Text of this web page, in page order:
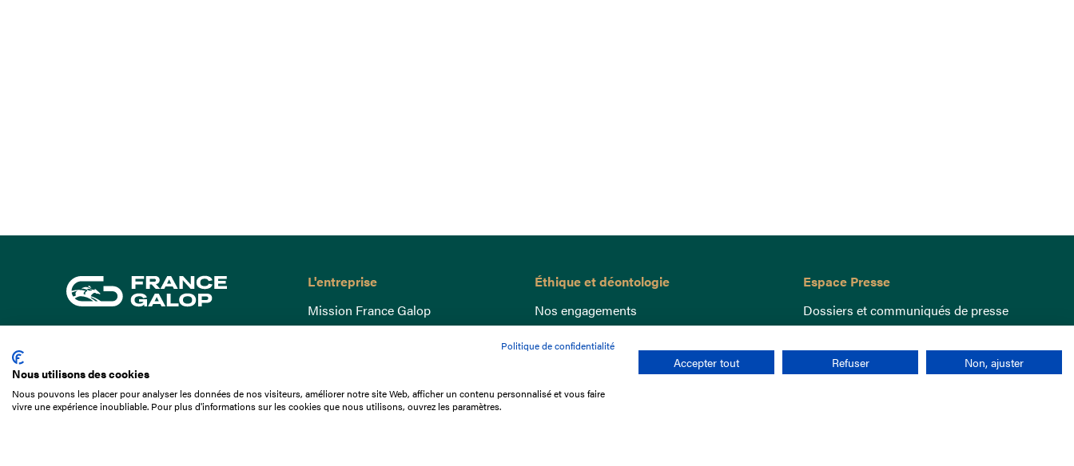
01 49 10 20 29
L'entreprise
Mission France Galop
Gouvernance
Comprendre les courses
Docuthèque
Éthique et déontologie
Nos engagements
Lutte anti-dopage
Bien être equin
Index Egalité Femmes-Hommes
Jeu responsable
Espace Presse
Dossiers et communiqués de presse
Politique de confidentialité
Nous utilisons des cookies
Nous pouvons les placer pour analyser les données de nos visiteurs, améliorer notre site Web, afficher un contenu personnalisé et vous faire
vivre une expérience inoubliable. Pour plus d'informations sur les cookies que nous utilisons, ouvrez les paramètres.
Accepter tout Refuser Non, ajuster